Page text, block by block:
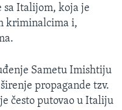
sa Italijom, koja je
kriminalcima i,
Sametu Imishtiju
propagande tzv.
često putovao u Italiju